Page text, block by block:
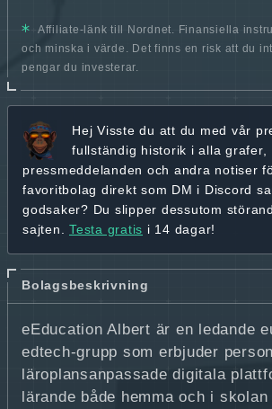
Affiliate-länk till Nordnet. Finansiella
och minska i värde. Det finns en risk att du
pengar du investerar.
Hej Visste du att du med vår
fullständig historik i alla grafer,
pressmeddelanden och andra notiser
favoritbolag direkt som DM i Discord
godsaker? Du slipper dessutom
sajten. Testa gratis i 14 dagar!
Bolagsbeskrivning
eEducation Albert är en ledande
edtech‑grupp som erbjuder
läroplansanpassade digitala
lärande både hemma och i skolan